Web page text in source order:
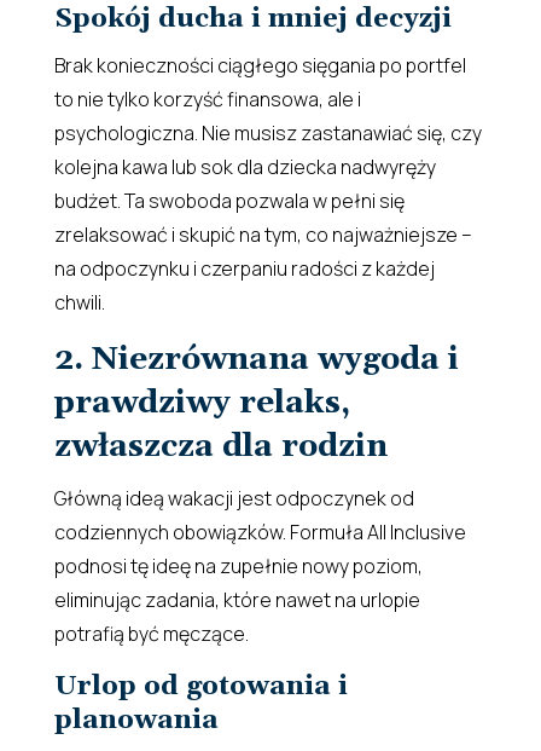
Spokój ducha i mniej decyzji
Brak konieczności ciągłego sięgania po portfel
to nie tylko korzyść finansowa, ale i
psychologiczna. Nie musisz zastanawiać się, czy
kolejna kawa lub sok dla dziecka nadwyręży
budżet. Ta swoboda pozwala w pełni się
zrelaksować i skupić na tym, co najważniejsze –
na odpoczynku i czerpaniu radości z każdej
chwili.
2. Niezrównana wygoda i
prawdziwy relaks,
zwłaszcza dla rodzin
Główną ideą wakacji jest odpoczynek od
codziennych obowiązków. Formuła All Inclusive
podnosi tę ideę na zupełnie nowy poziom,
eliminując zadania, które nawet na urlopie
potrafią być męczące.
Urlop od gotowania i
planowania